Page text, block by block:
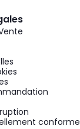
conforme